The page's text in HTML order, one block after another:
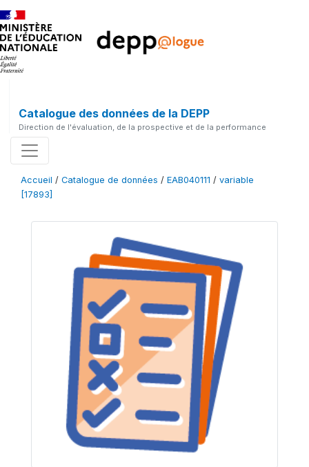
Catalogue des données de la DEPP
Direction de l'évaluation, de la prospective et de la performance
Accueil / Catalogue de données / EAB040111 / variable
[17893]